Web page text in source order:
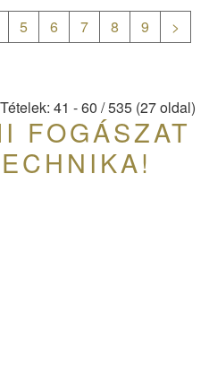
5 6 7 8 9
>
Tételek: 41 - 60 / 535 (27 oldal)
FOGÁSZAT